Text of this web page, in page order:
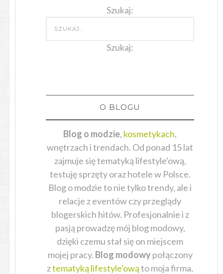
Szukaj:
Szukaj:
O BLOGU
Blog o modzie, kosmetykach,
wnętrzach i trendach. Od ponad 15 lat
zajmuje się tematyką lifestyle'ową,
testuję sprzęty oraz hotele w Polsce.
Blog o modzie to nie tylko trendy, ale i
relacje z eventów czy przeglądy
blogerskich hitów. Profesjonalnie i z
pasją prowadzę mój blog modowy,
dzięki czemu stał się on miejscem
mojej pracy. Blog modowypołączony
ztematyką lifestyle'owąto moja firma,